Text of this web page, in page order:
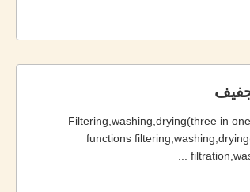
Filtering,washing,drying(three in
functions